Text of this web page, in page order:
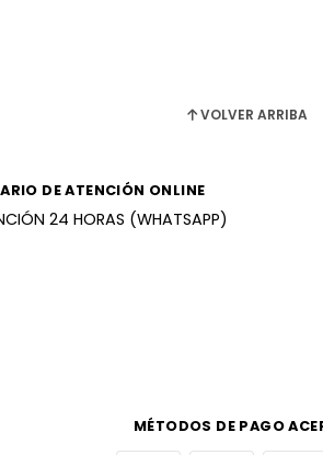
VOLVER ARRIBA
DE ATENCIÓN ONLINE
24 HORAS (WHATSAPP)
MÉTODOS DE PAGO